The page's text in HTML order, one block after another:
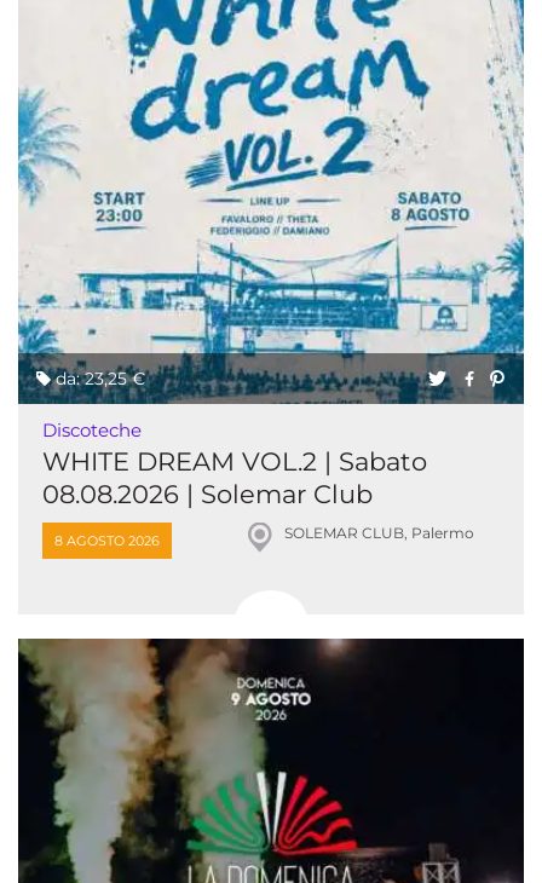
da: 23,25 €
Discoteche
WHITE DREAM VOL.2 | Sabato
08.08.2026 | Solemar Club
8 AGOSTO 2026 SOLEMAR CLUB, Palermo